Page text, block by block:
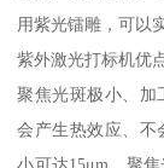
用紫光镭雕，可以
紫外激光打标机优
聚焦光斑极小、加
会产生热效应、不
小可达15μm，聚